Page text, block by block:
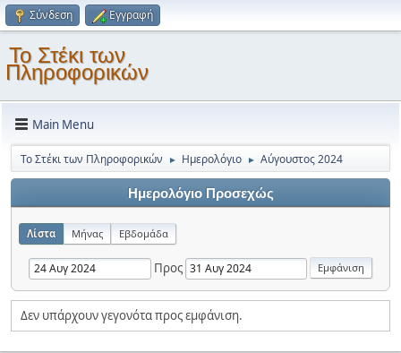
Σύνδεση Εγγραφή
Το Στέκι των
Πληροφορικών
Main Menu
Το Στέκι των Πληροφορικών ► Ημερολόγιο ► Αύγουστος 2024
Ημερολόγιο Προσεχώς
Λίστα Μήνας Εβδομάδα
Προς
Δεν υπάρχουν γεγονότα προς εμφάνιση.